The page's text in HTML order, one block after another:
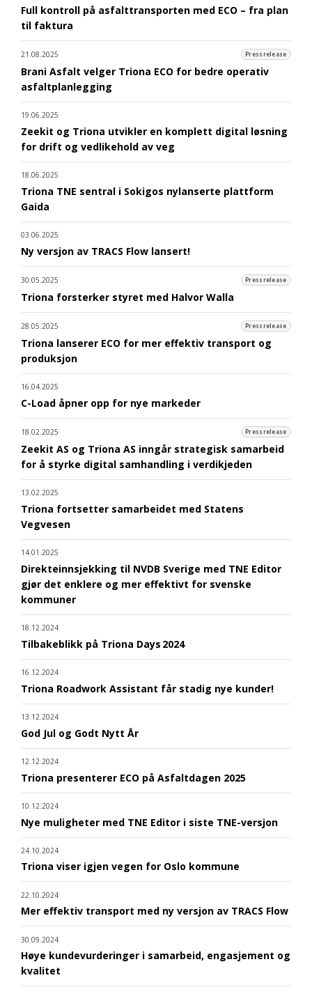
Full kontroll på asfalttransporten med ECO – fra plan
til faktura
21.08.2025 Pressrelease
Brani Asfalt velger Triona ECO for bedre operativ
asfaltplanlegging
19.06.2025
Zeekit og Triona utvikler en komplett digital løsning
for drift og vedlikehold av veg
18.06.2025
Triona TNE sentral i Sokigos nylanserte plattform
Gaida
03.06.2025
Ny versjon av TRACS Flow lansert!
30.05.2025 Pressrelease
Triona forsterker styret med Halvor Walla
28.05.2025 Pressrelease
Triona lanserer ECO for mer effektiv transport og
produksjon
16.04.2025
C-Load åpner opp for nye markeder
18.02.2025 Pressrelease
Zeekit AS og Triona AS inngår strategisk samarbeid
for å styrke digital samhandling i verdikjeden
13.02.2025
Triona fortsetter samarbeidet med Statens
Vegvesen
14.01.2025
Direkteinnsjekking til NVDB Sverige med TNE Editor
gjør det enklere og mer effektivt for svenske
kommuner
18.12.2024
Tilbakeblikk på Triona Days 2024
16.12.2024
Triona Roadwork Assistant får stadig nye kunder!
13.12.2024
God Jul og Godt Nytt År
12.12.2024
Triona presenterer ECO på Asfaltdagen 2025
10.12.2024
Nye muligheter med TNE Editor i siste TNE-versjon
24.10.2024
Triona viser igjen vegen for Oslo kommune
22.10.2024
Mer effektiv transport med ny versjon av TRACS Flow
30.09.2024
Høye kundevurderinger i samarbeid, engasjement og
kvalitet